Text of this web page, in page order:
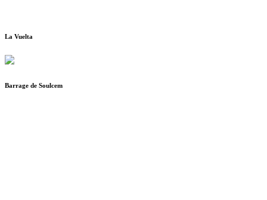
La Vuelta
Barrage de Soulcem